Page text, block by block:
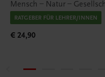
Mensch – Natur –
RATGEBER FÜR LEHRER/INNEN
€ 24,90